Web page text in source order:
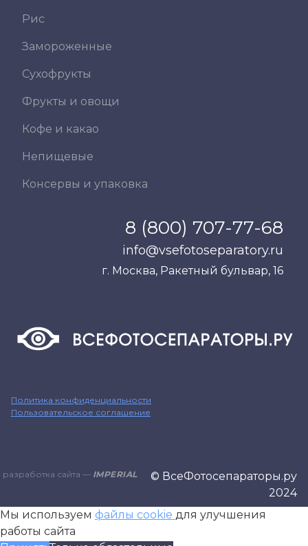
Рис
Замороженные
Сухофрукты
Фрукты и овощи
Кофе и какао
Непищевые
Консервы и упаковка
8 (800) 707-77-68
info@vsefotoseparatory.ru
г. Москва, Ракетный бульвар, 16
Политика конфиденциальности
Пользовательское соглашение
разработка сайта — IMPERIAL
© ВсеФотосепараторы.ру
2024
Мы используем файлы cookie для улучшения
работы сайта